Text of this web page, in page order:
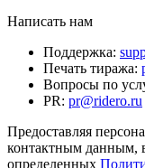
Написать нам
Поддержка:
Печать тиража:
Вопросы по
PR: pr@ridero.ru
Предоставляя
контактным данным,
определенных